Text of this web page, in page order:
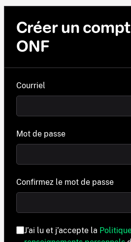
Créer un
ONF
Courriel
Mot de passe
Confirmez le mot de passe
J’ai lu et j’accepte la